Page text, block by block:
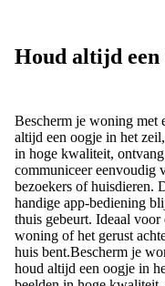
Houd altijd een
Bescherm je woning met
altijd een oogje in het
in hoge kwaliteit,
communiceer eenvoudig
bezoekers of huisdieren.
handige app-bediening
thuis gebeurt. Ideaal
woning of het gerust
huis bent.Bescherm je
houd altijd een oogje in